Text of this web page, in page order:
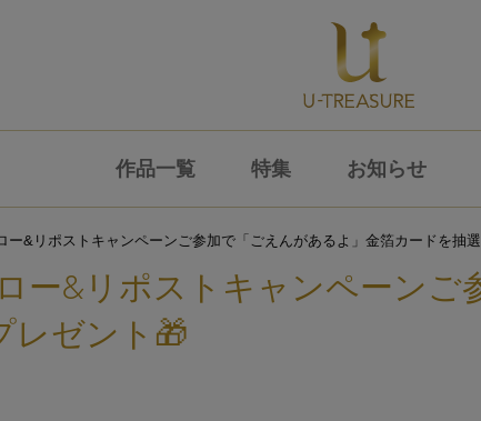
作品一覧 特集 お知らせ
ー&リポストキャンペーンご参加で「ごえんがあるよ」金箔カードを抽
ー&リポストキャンペーン
レゼント🎁